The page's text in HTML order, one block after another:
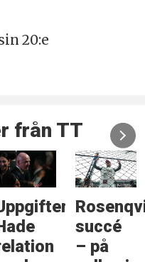
20:e
från TT
succé
– på